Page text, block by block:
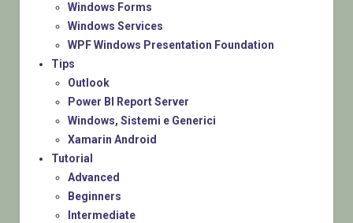
Windows Forms
Windows Services
WPF Windows Presentation Foundation
Tips
Outlook
Power BI Report Server
Windows, Sistemi e Generici
Xamarin Android
Tutorial
Advanced
Beginners
Intermediate